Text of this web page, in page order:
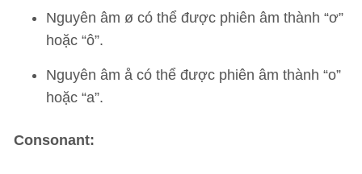
Nguyên âm ø có thể được phiên âm thành “ơ”
hoặc “ô”.
Nguyên âm å có thể được phiên âm thành “o”
hoặc “a”.
Consonant: